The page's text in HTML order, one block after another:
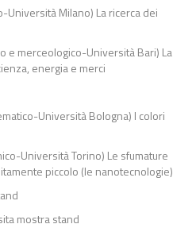
Università Milano) La ricerca dei
e merceologico-Università Bari) La
energia e merci
Università Bologna) I colori
Università Torino) Le sfumature
piccolo (le nanotecnologie)
mostra stand